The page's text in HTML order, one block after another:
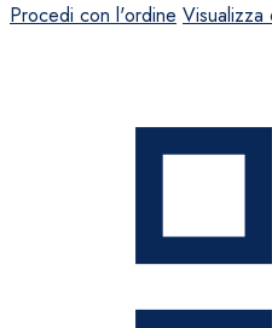
Procedi con l'ordine Visualizza